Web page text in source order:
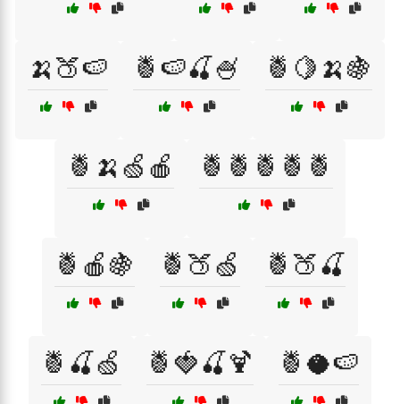
🍌🍑🍉 🍍🍉🍒🍧 🍍🍋🍌🍇
🍍🍌🍏🍎 🍍🍍🍍🍍🍍
🍍🍎🍇 🍍🍑🍏 🍍🍑🍒
🍍🍒🍏 🍍🍓🍒🍹 🍍🥥🍉